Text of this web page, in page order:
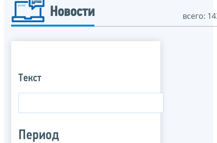
Новости всего:
Текст
Период